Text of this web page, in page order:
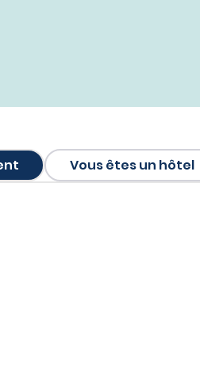
Vous êtes un hôtel